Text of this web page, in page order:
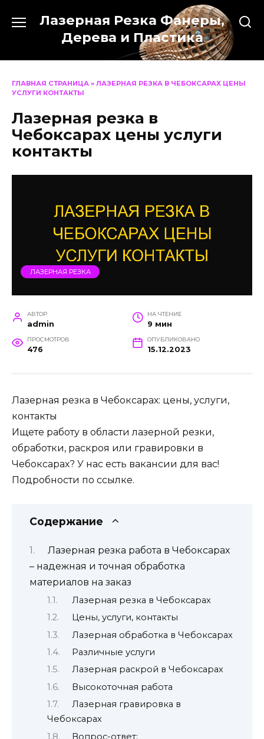
содержанию
Лазерная Резка Фанеры,
Дерева и Пластика
ГЛАВНАЯ СТРАНИЦА » ЛАЗЕРНАЯ РЕЗКА В ЧЕБОКСАРАХ ЦЕНЫ
УСЛУГИ КОНТАКТЫ
Лазерная резка в
Чебоксарах цены услуги
контакты
ЛАЗЕРНАЯ РЕЗКА
АВТОР
admin
НА ЧТЕНИЕ
9 мин
ПРОСМОТРОВ
476
ОПУБЛИКОВАНО
15.12.2023
Лазерная резка в Чебоксарах: цены, услуги,
контакты
Ищете работу в области лазерной резки,
обработки, раскроя или гравировки в
Чебоксарах? У нас есть вакансии для вас!
Подробности по ссылке.
Содержание
Лазерная резка работа в Чебоксарах
– надежная и точная обработка
материалов на заказ
Лазерная резка в Чебоксарах
Цены, услуги, контакты
Лазерная обработка в Чебоксарах
Различные услуги
Лазерная раскрой в Чебоксарах
Высокоточная работа
Лазерная гравировка в
Чебоксарах
Вопрос-ответ: